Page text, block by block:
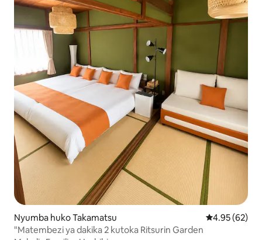
Nyumba huko Takamatsu Ukadiriaji wa
4.95 (62)
"Matembezi ya dakika 2 kutoka Ritsurin Garden